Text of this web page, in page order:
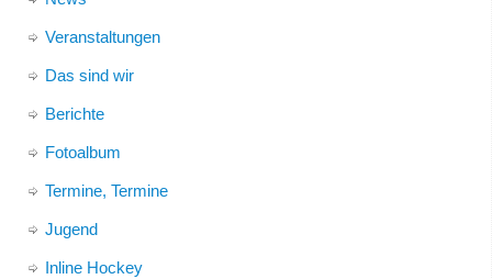
Veranstaltungen
Das sind wir
Berichte
Fotoalbum
Termine, Termine
Jugend
Inline Hockey